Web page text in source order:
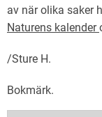
av när olika saker
Naturens kalender
/Sture H.
Bokmärk.